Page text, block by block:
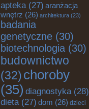
apteka(27) aranżacja
wnętrz (26) architektura (23)
badania
genetyczne (30)
biotechnologia (30)
budownictwo
(32) choroby
(35) diagnostyka(28)
dieta(27) dom (26) dzieci